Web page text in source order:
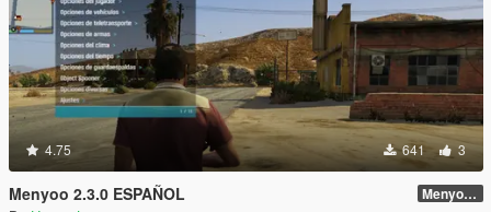
4.75 641 3
Menyoo 2.3.0 ESPAÑOL Menyoo 2.0.3